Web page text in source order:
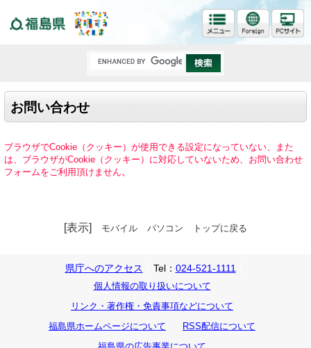
お問い合わせ
ブラウザでCookie（クッキー）が使用できる設定になっていない、また
は、ブラウザがCookie（クッキー）に対応していないため、お問い合わせ
フォームをご利用頂けません。
[表示] モバイル パソコン トップに戻る
県庁へのアクセス Tel： 024-521-1111
個人情報の取り扱いについて
リンク・著作権・免責事項などについて
福島県ホームページについて
RSS配信について